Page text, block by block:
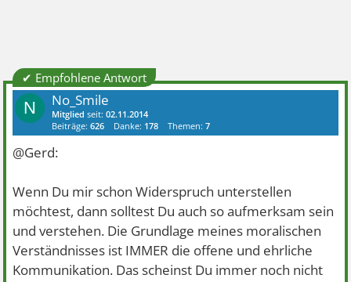
✔ Empfohlene Antwort
N No_Smile
Mitglied seit:02.11.2014
Beiträge:626 Danke: 178 Themen:7
@Gerd:
Wenn Du mir schon Widerspruch unterstellen
möchtest, dann solltest Du auch so aufmerksam sein
und verstehen. Die Grundlage meines moralischen
Verständnisses ist IMMER die offene und ehrliche
Kommunikation. Das scheinst Du immer noch nicht